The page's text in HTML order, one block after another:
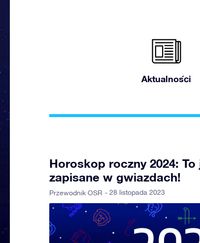
Aktualności
Horoskop roczny 2024:
zapisane w gwiazdach!
Przewodnik OSR - 28 listopada 2023